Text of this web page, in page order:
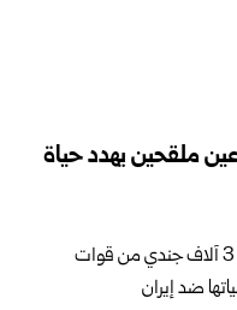
ملقحين يهدد حياة